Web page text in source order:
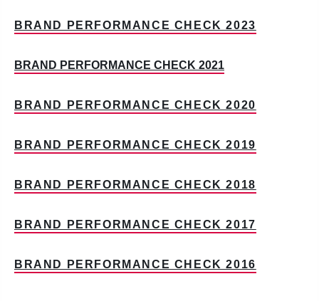
BRAND PERFORMANCE CHECK 2023
BRAND PERFORMANCE CHECK 2021
BRAND PERFORMANCE CHECK 2020
BRAND PERFORMANCE CHECK 2019
BRAND PERFORMANCE CHECK 2018
BRAND PERFORMANCE CHECK 2017
BRAND PERFORMANCE CHECK 2016